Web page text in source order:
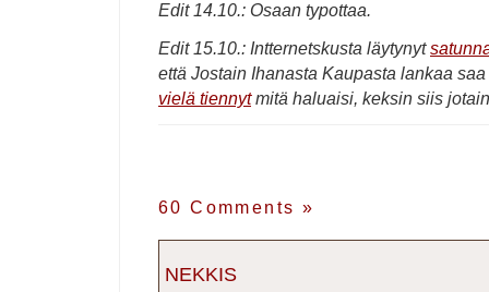
Edit 14.10.: Osaan typottaa.
Edit 15.10.: Intternetskusta läytynyt
että Jostain Ihanasta Kaupasta lankaa
vielä tiennytmitä haluaisi, keksin siis
60 Comments »
NEKKIS